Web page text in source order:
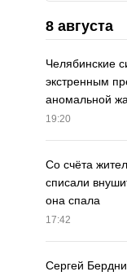
8 августа
Челябинские
экстренным
аномальной
19:20
Со счёта
списали
она спала
17:42
Сергей